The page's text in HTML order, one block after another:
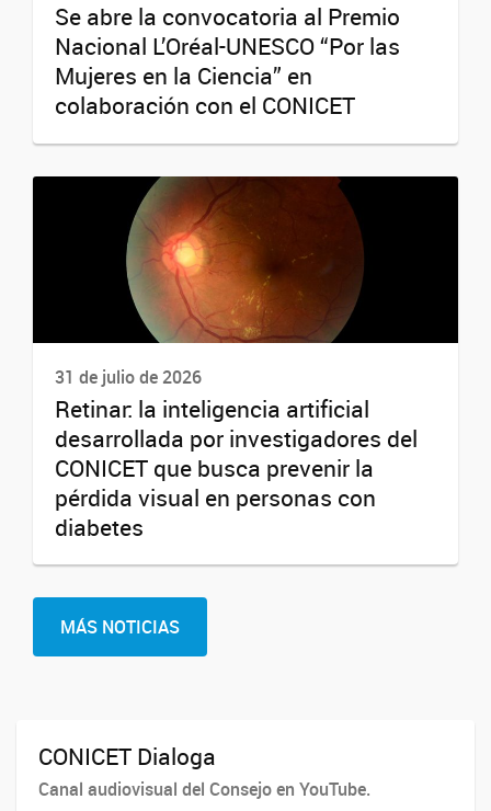
Se abre la convocatoria al Premio
Nacional L’Oréal-UNESCO “Por las
Mujeres en la Ciencia” en
colaboración con el CONICET
31 de julio de 2026
Retinar: la inteligencia artificial
desarrollada por investigadores del
CONICET que busca prevenir la
pérdida visual en personas con
diabetes
MÁS NOTICIAS
CONICET Dialoga
Canal audiovisual del Consejo en YouTube.